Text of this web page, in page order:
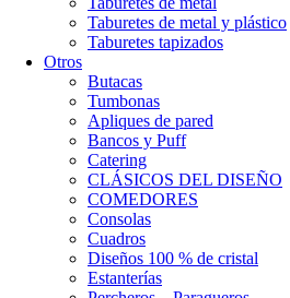
Taburetes de metal y plástico
Taburetes tapizados
Otros
Butacas
Tumbonas
Apliques de pared
Bancos y Puff
Catering
CLÁSICOS DEL DISEÑO
COMEDORES
Consolas
Cuadros
Diseños 100 % de cristal
Estanterías